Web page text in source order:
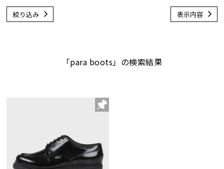
絞り込み 表示内容
「para boots」の検索結果